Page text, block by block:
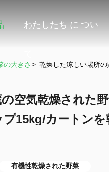
わたしたち に つい
の大きさ > 乾燥した涼しい場所
空気乾燥された
15kg/カートンを
有機性乾燥された野菜